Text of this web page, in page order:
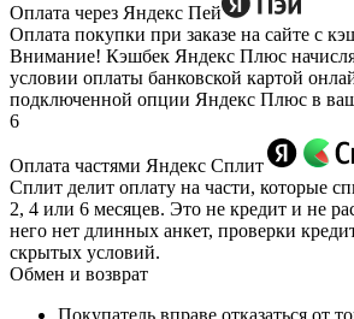
Оплата через Яндекс Пей
Оплата покупки при заказе на сайте с
Внимание! Кэшбек Яндекс Плюс
условии оплаты банковской картой
подключенной опции Яндекс Плюс в
6
Оплата частями Яндекс Сплит
Сплит делит оплату на части, которые
2, 4 или 6 месяцев. Это не кредит и не
него нет длинных анкет, проверки
скрытых условий.
Обмен и возврат
Покупатель вправе отказаться от